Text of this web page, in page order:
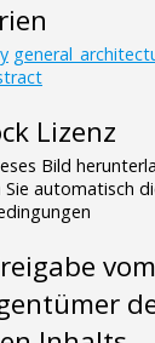
Lizenz
Bild
automatisch